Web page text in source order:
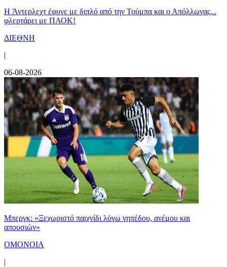
H Άντερλεχτ έφυγε με διπλό από την Τούμπα και ο Απόλλωνας...
φλερτάρει με ΠΑΟΚ!
ΔΙΕΘΝΗ
|
06-08-2026
Μπεργκ: «Ξεχωριστό παιχνίδι λόγω γηπέδου, ανέμου και
απουσιών»
ΟΜΟΝΟΙΑ
|